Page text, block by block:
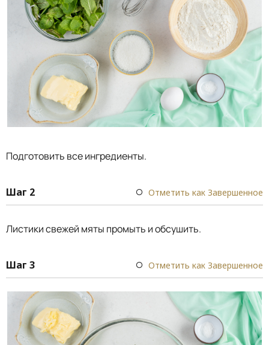
Подготовить все ингредиенты.
Шаг 2 Отметить как Завершенное
Листики свежей мяты промыть и обсушить.
Шаг 3 Отметить как Завершенное